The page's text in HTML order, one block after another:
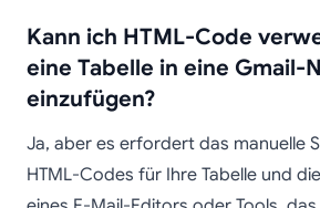
Kann ich HTML-Code
eine Tabelle in eine Gmail-
einzufügen?
Ja, aber es erfordert das manuelle
HTML-Codes für Ihre Tabelle und